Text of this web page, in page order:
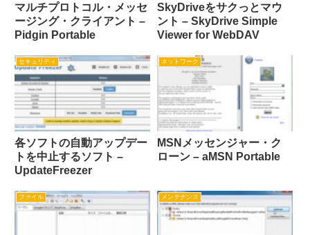
マルチプロトコル・メッセ
ージング・クライアント –
Pidgin Portable
SkyDriveをサクっとマウ
ント – SkyDrive Simple
Viewer for WebDAV
セキュリティ
各ソフトの自動アップデー
トを中止するソフト –
UpdateFreezer
ネットワーク
MSNメッセンジャー・ク
ローン – aMSN Portable
ファイル メンテナンス